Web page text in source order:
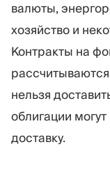
валюты,
хозяйство и
Контракты на
нельзя
облигации
доставку.